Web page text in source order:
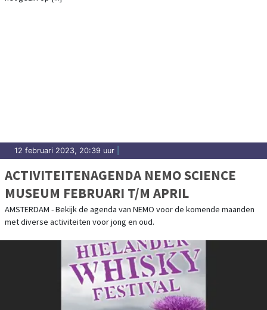
12 februari 2023, 20:39 uur
ACTIVITEITENAGENDA NEMO SCIENCE
MUSEUM FEBRUARI T/M APRIL
AMSTERDAM - Bekijk de agenda van NEMO voor de komende maanden
met diverse activiteiten voor jong en oud.